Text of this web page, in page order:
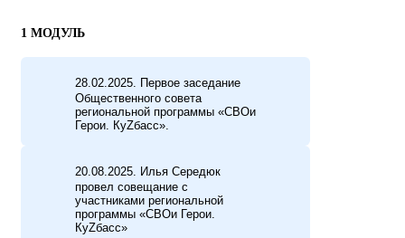
1 МОДУЛЬ
28.02.2025. Первое заседание
Общественного совета
региональной программы «СВОи
Герои. КуZбасс».
20.08.2025. Илья Середюк
провел совещание с
участниками региональной
программы «СВОи Герои.
КуZбасс»